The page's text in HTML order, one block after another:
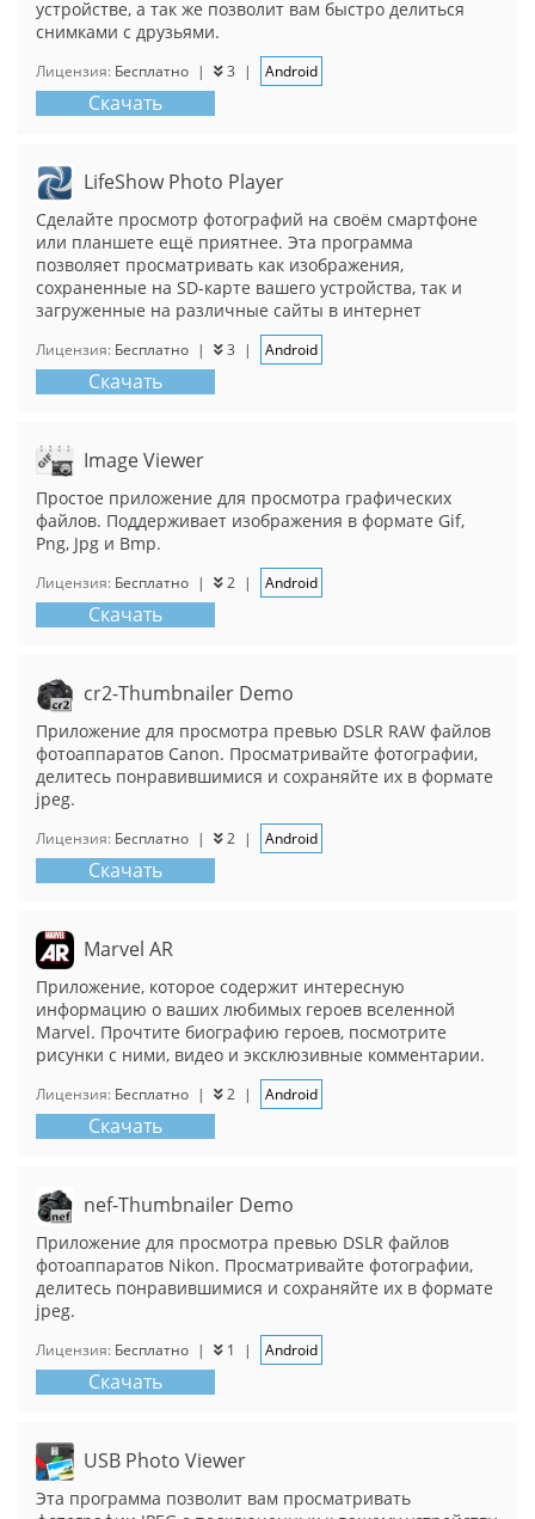
устройстве, а так же позволит вам быстро делиться
снимками с друзьями.
Лицензия: Бесплатно | 3 | Android
Скачать
LifeShow Photo Player
Сделайте просмотр фотографий на своём смартфоне
или планшете ещё приятнее. Эта программа
позволяет просматривать как изображения,
сохраненные на SD-карте вашего устройства, так и
загруженные на различные сайты в интернет
Лицензия: Бесплатно | 3 | Android
Скачать
Image Viewer
Простое приложение для просмотра графических
файлов. Поддерживает изображения в формате Gif,
Png, Jpg и Bmp.
Лицензия: Бесплатно | 2 | Android
Скачать
cr2-Thumbnailer Demo
Приложение для просмотра превью DSLR RAW файлов
фотоаппаратов Canon. Просматривайте фотографии,
делитесь понравившимися и сохраняйте их в формате
jpeg.
Лицензия: Бесплатно | 2 | Android
Скачать
Marvel AR
Приложение, которое содержит интересную
информацию о ваших любимых героев вселенной
Marvel. Прочтите биографию героев, посмотрите
рисунки с ними, видео и эксклюзивные комментарии.
Лицензия: Бесплатно | 2 | Android
Скачать
nef-Thumbnailer Demo
Приложение для просмотра превью DSLR файлов
фотоаппаратов Nikon. Просматривайте фотографии,
делитесь понравившимися и сохраняйте их в формате
jpeg.
Лицензия: Бесплатно | 1 | Android
Скачать
USB Photo Viewer
Эта программа позволит вам просматривать